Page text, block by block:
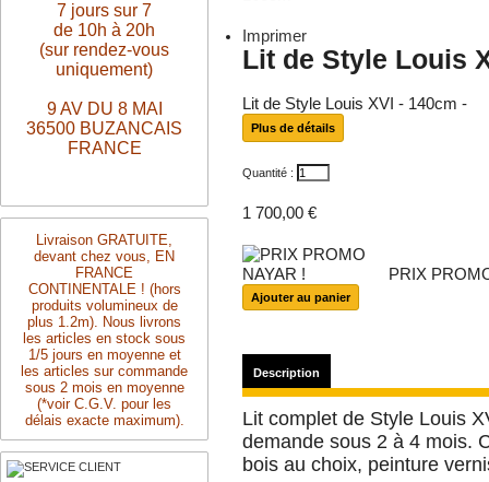
7 jours sur 7
de 10h à 20h
(sur rendez-vous
uniquement)
9 AV DU 8 MAI
36500 BUZANCAIS
FRANCE
Livraison GRATUITE,
devant chez vous, EN
FRANCE
CONTINENTALE ! (hors
produits volumineux de
plus 1.2m). Nous livrons
les articles en stock sous
1/5 jours en moyenne et
les articles sur commande
sous 2 mois en moyenne
(*voir C.G.V. pour les
délais exacte maximum).
Imprimer
Lit de Style Louis
Lit de Style Louis XVI - 140cm -
Plus de détails
Quantité :
1 700,00 €
PRIX
Description
Lit complet de Style Louis
demande sous 2 à 4 mois.
bois au choix, peinture